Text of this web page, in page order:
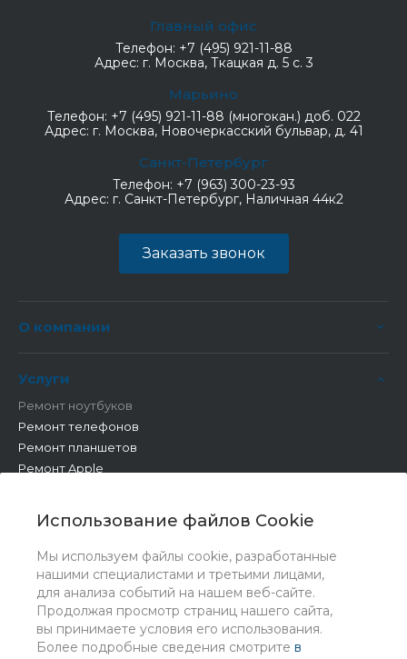
Использование файлов Cookie
Мы используем файлы cookie, разработанные
нашими специалистами и третьими лицами,
для анализа событий на нашем веб-сайте.
Продолжая просмотр страниц нашего сайта,
вы принимаете условия его использования.
Более подробные сведения смотрите в
Главный офис
Телефон: +7 (495) 921-11-88
Адрес: г. Москва, Ткацкая д. 5 с. 3
Марьино
Телефон: +7 (495) 921-11-88 (многокан.) доб. 022
Адрес: г. Москва, Новочеркасский бульвар, д. 41
Санкт-Петербург
Телефон: +7 (963) 300-23-93
Адрес: г. Санкт-Петербург, Наличная 44к2
Заказать звонок
О компании
Услуги
Ремонт ноутбуков
Ремонт телефонов
Ремонт планшетов
Ремонт Apple